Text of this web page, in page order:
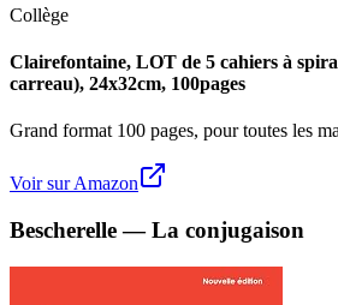
Collège
Clairefontaine, LOT de 5 cahiers à
carreau), 24x32cm, 100pages
Grand format 100 pages, pour toutes les
Voir sur Amazon
Bescherelle — La conjugaison